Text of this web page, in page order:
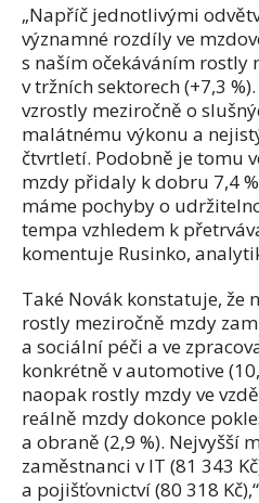
„Napříč jednotlivými
významné rozdíly ve
s naším očekáváním rostly
v tržních sektorech (+7,3
vzrostly meziročně o
malátnému výkonu a
čtvrtletí. Podobně je tomu
mzdy přidaly k dobru 7,4
máme pochyby o
tempa vzhledem k
komentuje Rusinko,
Také Novák konstatuje, že
rostly meziročně mzdy
a sociální péči a ve
konkrétně v automotive
naopak rostly mzdy ve
reálně mzdy dokonce
a obraně (2,9 %). Nejvyšší
zaměstnanci v IT (81 343
a pojišťovnictví (80 318